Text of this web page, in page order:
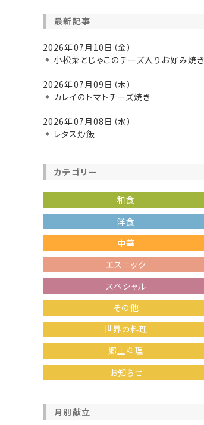
最新記事
2026年07月10日（金）
小松菜とじゃこのチーズ入りお好み焼き
2026年07月09日（木）
カレイのトマトチーズ焼き
2026年07月08日（水）
レタス炒飯
カテゴリー
和食
洋食
中華
エスニック
スペシャル
その他
世界の料理
郷土料理
お知らせ
月別献立